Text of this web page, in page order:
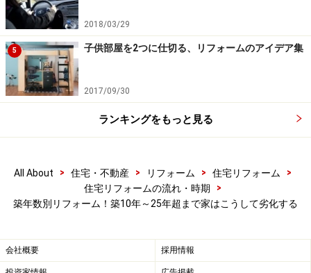
築15年～築20年前後の家の劣化の実例
この時期は修理だけでなく、暮らしのグレードアップのため
のリフォームをしたくなる時期。
スレート屋根の劣化、内部腐食、雨漏り
外壁ヒビ、継ぎ目の劣化、内部浸水による腐食
屋根瓦のズレ、漆喰の落ち
床下の湿気、シロアリによる土台の腐食
2018/03/29
5 子供部屋を2つに仕切る、リフォームのアイデア集
2017/09/30
ランキングをもっと見る
All About > 住宅・不動産 > リフォーム > 住宅リフォーム
>
住宅リフォームの流れ・時期
>
築年数別リフォーム！築10年～25年超まで家はこうして劣化する
会社概要 採用情報